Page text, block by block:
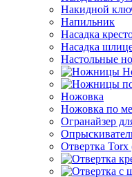
Накидной
Напильник
Насадка
Насадка
Настольные
Ножовка
Ножовка по
Огранайзер
Отвертка Torx